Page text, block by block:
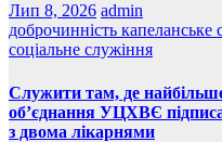
Лип 8, 2026 admin
доброчинність капеланське
соціальне служіння
Служити там, де
об’єднання УЦХВЄ
з двома лікарнями